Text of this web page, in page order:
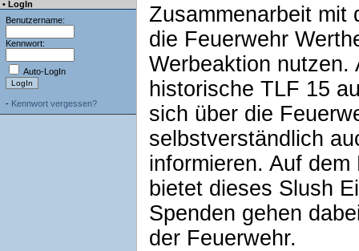
• LogIn
Benutzername:
Kennwort:
Auto-LogIn
- Kennwort vergessen?
Zusammenarbeit mit
die Feuerwehr
Werbeaktion nutzen.
historische TLF 15
sich über die
selbstverständlich
informieren. Auf
bietet dieses Slush
Spenden gehen
der Feuerwehr.